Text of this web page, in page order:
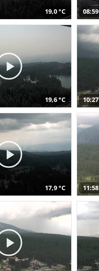
19,0 °C 08:59
19,6 °C 10:27
17,9 °C 11:58